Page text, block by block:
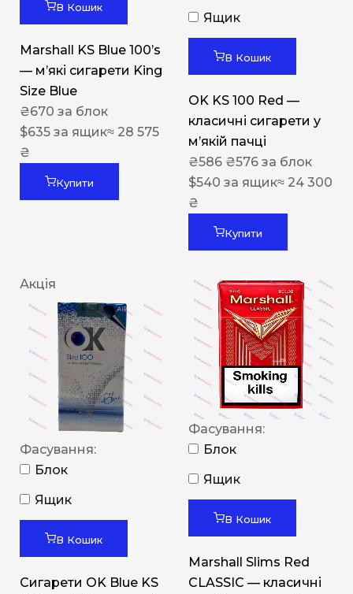
В Кошик
Marshall KS Blue 100’s
— м’які сигарети King
Size Blue
₴670 за блок
$635 за ящик≈ 28 575
₴
Купити
Ящик
В Кошик
OK KS 100 Red —
класичні сигарети у
м’якій пачці
₴586 ₴576 за блок
$540 за ящик≈ 24 300
₴
Купити
Акція
Фасування:
Блок
Ящик
В Кошик
Сигарети OK Blue KS
Фасування:
Блок
Ящик
В Кошик
Marshall Slims Red
CLASSIC — класичні